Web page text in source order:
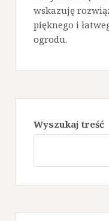
wskazuję
pięknego i
ogrodu.
Wyszukaj treść